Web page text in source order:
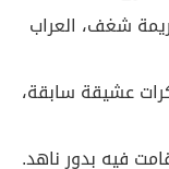
شغف، العراب
عشيقة سابقة،